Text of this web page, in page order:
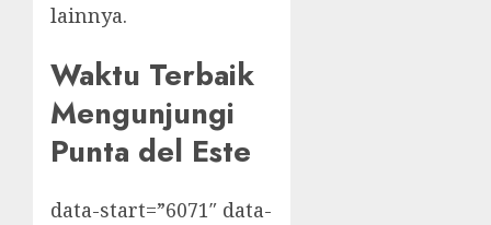
lainnya.
Waktu Terbaik
Mengunjungi
Punta del Este
data-start=”6071″ data-